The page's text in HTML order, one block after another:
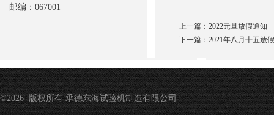
上一篇： 2022元旦放假通知
下一篇： 2021年八月十五放
邮编：067001
©2026 版权所有 承德东海试验机制造有限公司